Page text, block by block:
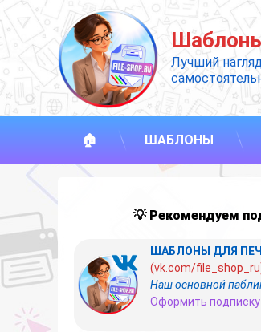
Перейти
к
содержимому
Лучший
🏠 ШАБЛОНЫ
💡 Рекомендуем
ШАБЛОНЫ ДЛЯ
(vk.com/
Наш основной
Оформить подписку